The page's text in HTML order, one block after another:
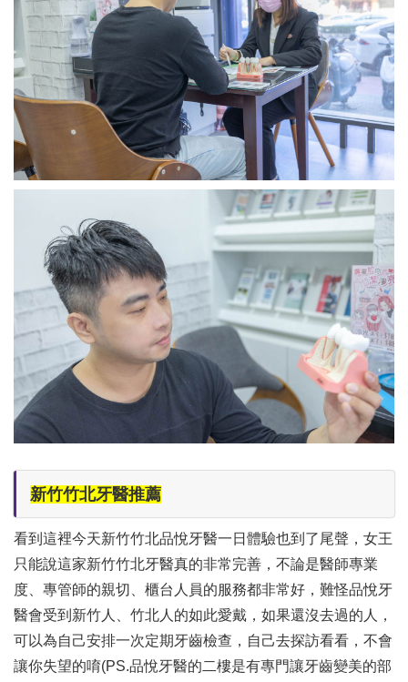
新竹竹北牙醫推薦
看到這裡今天新竹竹北品悅牙醫一日體驗也到了尾聲，女王
只能說這家新竹竹北牙醫真的非常完善，不論是醫師專業
度、專管師的親切、櫃台人員的服務都非常好，難怪品悅牙
醫會受到新竹人、竹北人的如此愛戴，如果還沒去過的人，
可以為自己安排一次定期牙齒檢查，自己去探訪看看，不會
讓你失望的唷(PS.品悅牙醫的二樓是有專門讓牙齒變美的部